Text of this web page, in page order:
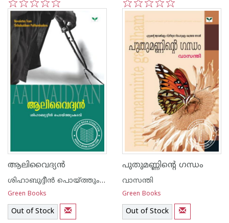
5
4
3
2
1 5
4
3
2
1
ആലിവൈദ്യ‌ന്‍
ശിഹാബുദ്ദീന്‍ പൊയ്ത്തുംകടവ്
Green Books
Out of Stock
പുതുമണ്ണിന്റെ ഗന്ധം
വാസന്തി
Green Books
Out of Stock